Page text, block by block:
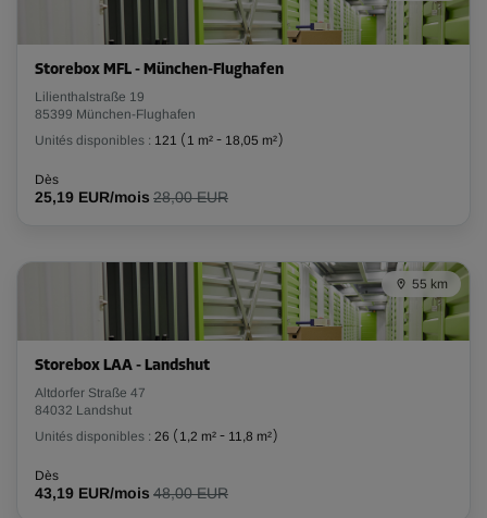
Compartiment 10
Surface: 1 m²
Long:
20,00 EUR/mois
13,99 EUR/mois
Surface: 1 m²
Volume: 1 m³
Long:
Storebox MFL - München-Flughafen
Lilienthalstraße 19
85399 München-Flughafen
Unités disponibles : 121 ( 1 m² - 18,05 m²)
Dès
25,19 EUR/mois 28,00 EUR
55 km
Storebox LAA - Landshut
Altdorfer Straße 47
84032 Landshut
Unités disponibles : 26 ( 1,2 m² - 11,8 m²)
Dès
43,19 EUR/mois 48,00 EUR